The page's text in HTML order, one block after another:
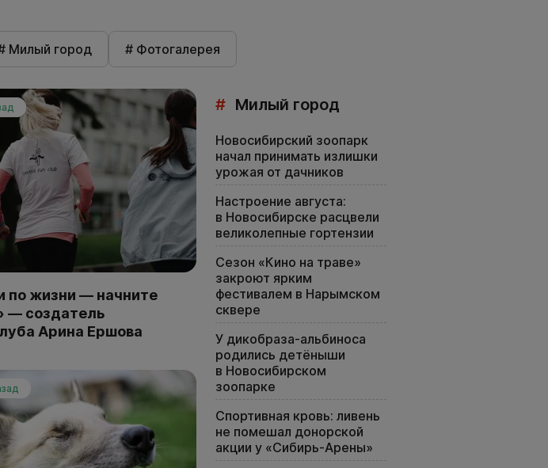
Милый город # Фотогалерея
по жизни — начните
— создатель
Арина Ершова
# Милый город
Новосибирский зоопарк
начал принимать излишки
урожая от дачников
Настроение августа:
в Новосибирске расцвели
великолепные гортензии
Сезон «Кино на траве»
закроют ярким
фестивалем в Нарымском
сквере
У дикобраза-альбиноса
родились детёныши
в Новосибирском
зоопарке
Спортивная кровь: ливень
не помешал донорской
акции у «Сибирь-Арены»